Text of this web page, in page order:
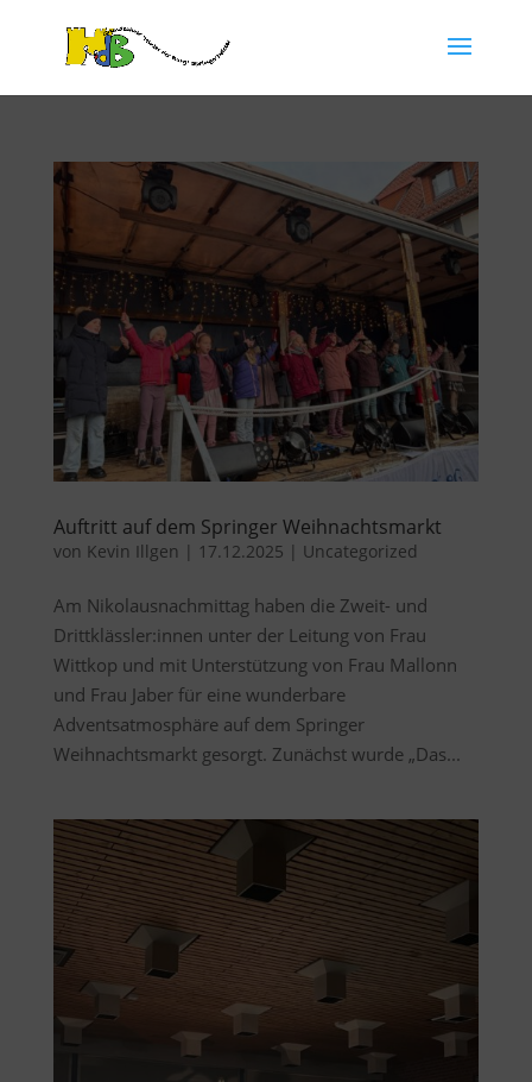
Auftritt auf dem Springer Weihnachtsmarkt
von Kevin Illgen | 17.12.2025 | Uncategorized
Am Nikolausnachmittag haben die Zweit- und
Drittklässler:innen unter der Leitung von Frau
Wittkop und mit Unterstützung von Frau Mallonn
und Frau Jaber für eine wunderbare
Adventsatmosphäre auf dem Springer
Weihnachtsmarkt gesorgt. Zunächst wurde „Das...